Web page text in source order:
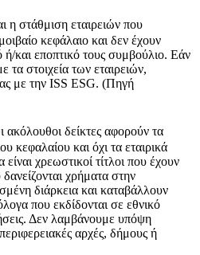
η στάθμιση εταιρειών που
κεφάλαιο και δεν έχουν
ή/και εποπτικό τους συμβούλιο. Εάν
τα στοιχεία των εταιρειών,
με την ISS ESG. (Πηγή
ακόλουθοι δείκτες αφορούν τα
κεφαλαίου και όχι τα εταιρικά
χρεωστικοί τίτλοι που έχουν
χρήματα στην
διάρκεια και καταβάλλουν
που εκδίδονται σε εθνικό
Δεν λαμβάνουμε υπόψη
αρχές, δήμους ή